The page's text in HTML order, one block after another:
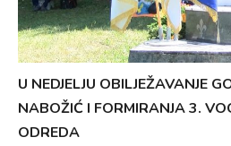
U NEDJELJU OBILJEŽAVANJE
NABOŽIĆ I FORMIRANJA 3.
ODREDA